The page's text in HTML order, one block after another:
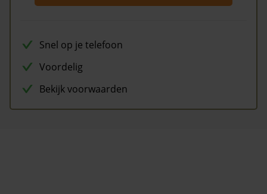
Snel op je telefoon
Voordelig
Bekijk voorwaarden